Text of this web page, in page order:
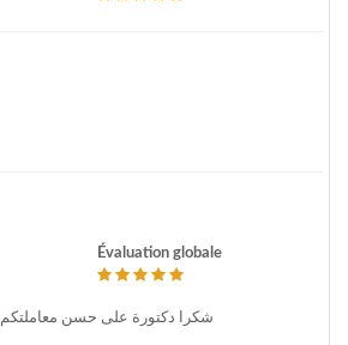
Évaluation globale
شكرا دكتورة على حسن